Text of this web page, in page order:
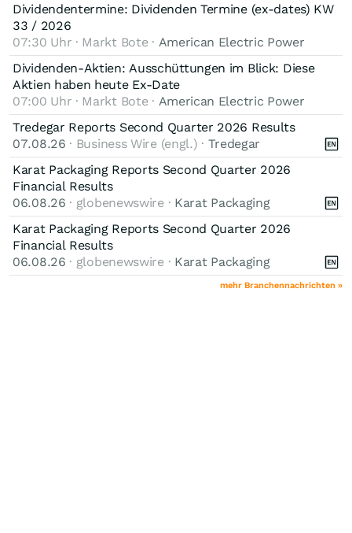
Dividendentermine: Dividenden Termine (ex-dates) KW
33 / 2026
07:30 Uhr · Markt Bote · American Electric Power
Dividenden-Aktien: Ausschüttungen im Blick: Diese
Aktien haben heute Ex-Date
07:00 Uhr · Markt Bote · American Electric Power
Tredegar Reports Second Quarter 2026 Results
07.08.26 · Business Wire (engl.) · Tredegar
Karat Packaging Reports Second Quarter 2026
Financial Results
06.08.26 · globenewswire · Karat Packaging
Karat Packaging Reports Second Quarter 2026
Financial Results
06.08.26 · globenewswire · Karat Packaging
mehr Branchennachrichten »